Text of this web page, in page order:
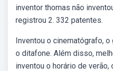
inventor thomas não
registrou 2. 332 patentes.
Inventou o cinematógrafo,
o ditafone. Além disso,
inventou o horário de